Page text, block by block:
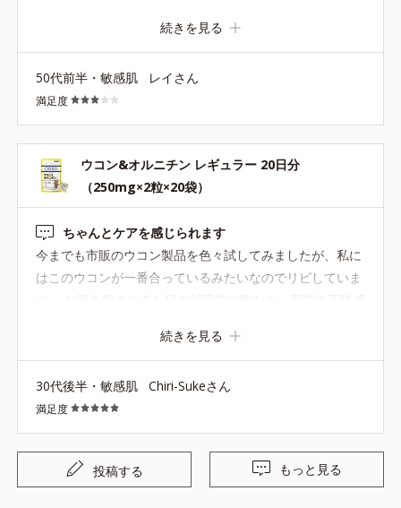
続きを見る
50代前半・敏感肌 レイさん
満足度
ウコン&オルニチン レギュラー 20日分
（250mg×2粒×20袋）
ちゃんとケアを感じられます
今までも市販のウコン製品を色々試してみましたが、私に
はこのウコンが一番合っているみたいなのでリピしていま
す。 お酒を飲みすぎた日の就寝前に飲むと、翌朝の不快感
りますが、重さを感じること無く起きられます。体感で言
うと『アルコールが残っていない』というより『二日酔い
が残っていない』という感じ。 お酒を飲む日に関わらず、
疲れているな〜という時も、１日１錠を数日飲み続けてま
す。 個別包装になっているので、持ち歩きにも便利でおす
すめです。
続きを見る
30代後半・敏感肌 Chiri-Sukeさん
満足度
投稿する もっと見る